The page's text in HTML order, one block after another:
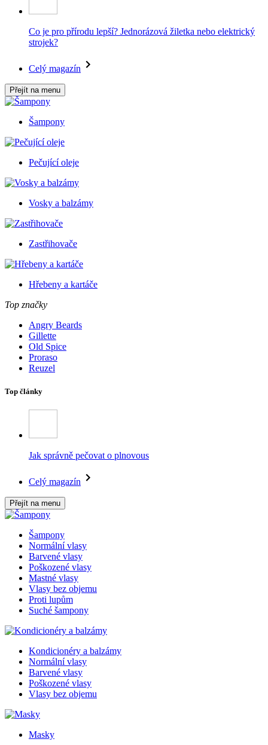
Co je pro přírodu lepší? Jednorázová žiletka nebo elektrický
strojek?
Celý magazín
Přejít na menu
Šampony
Pečující oleje
Vosky a balzámy
Zastřihovače
Hřebeny a kartáče
Top značky
Angry Beards
Gillette
Old Spice
Proraso
Reuzel
Top články
Jak správně pečovat o plnovous
Celý magazín
Přejít na menu
Šampony
Normální vlasy
Barvené vlasy
Poškozené vlasy
Mastné vlasy
Vlasy bez objemu
Proti lupům
Suché šampony
Kondicionéry a balzámy
Normální vlasy
Barvené vlasy
Poškozené vlasy
Vlasy bez objemu
Masky